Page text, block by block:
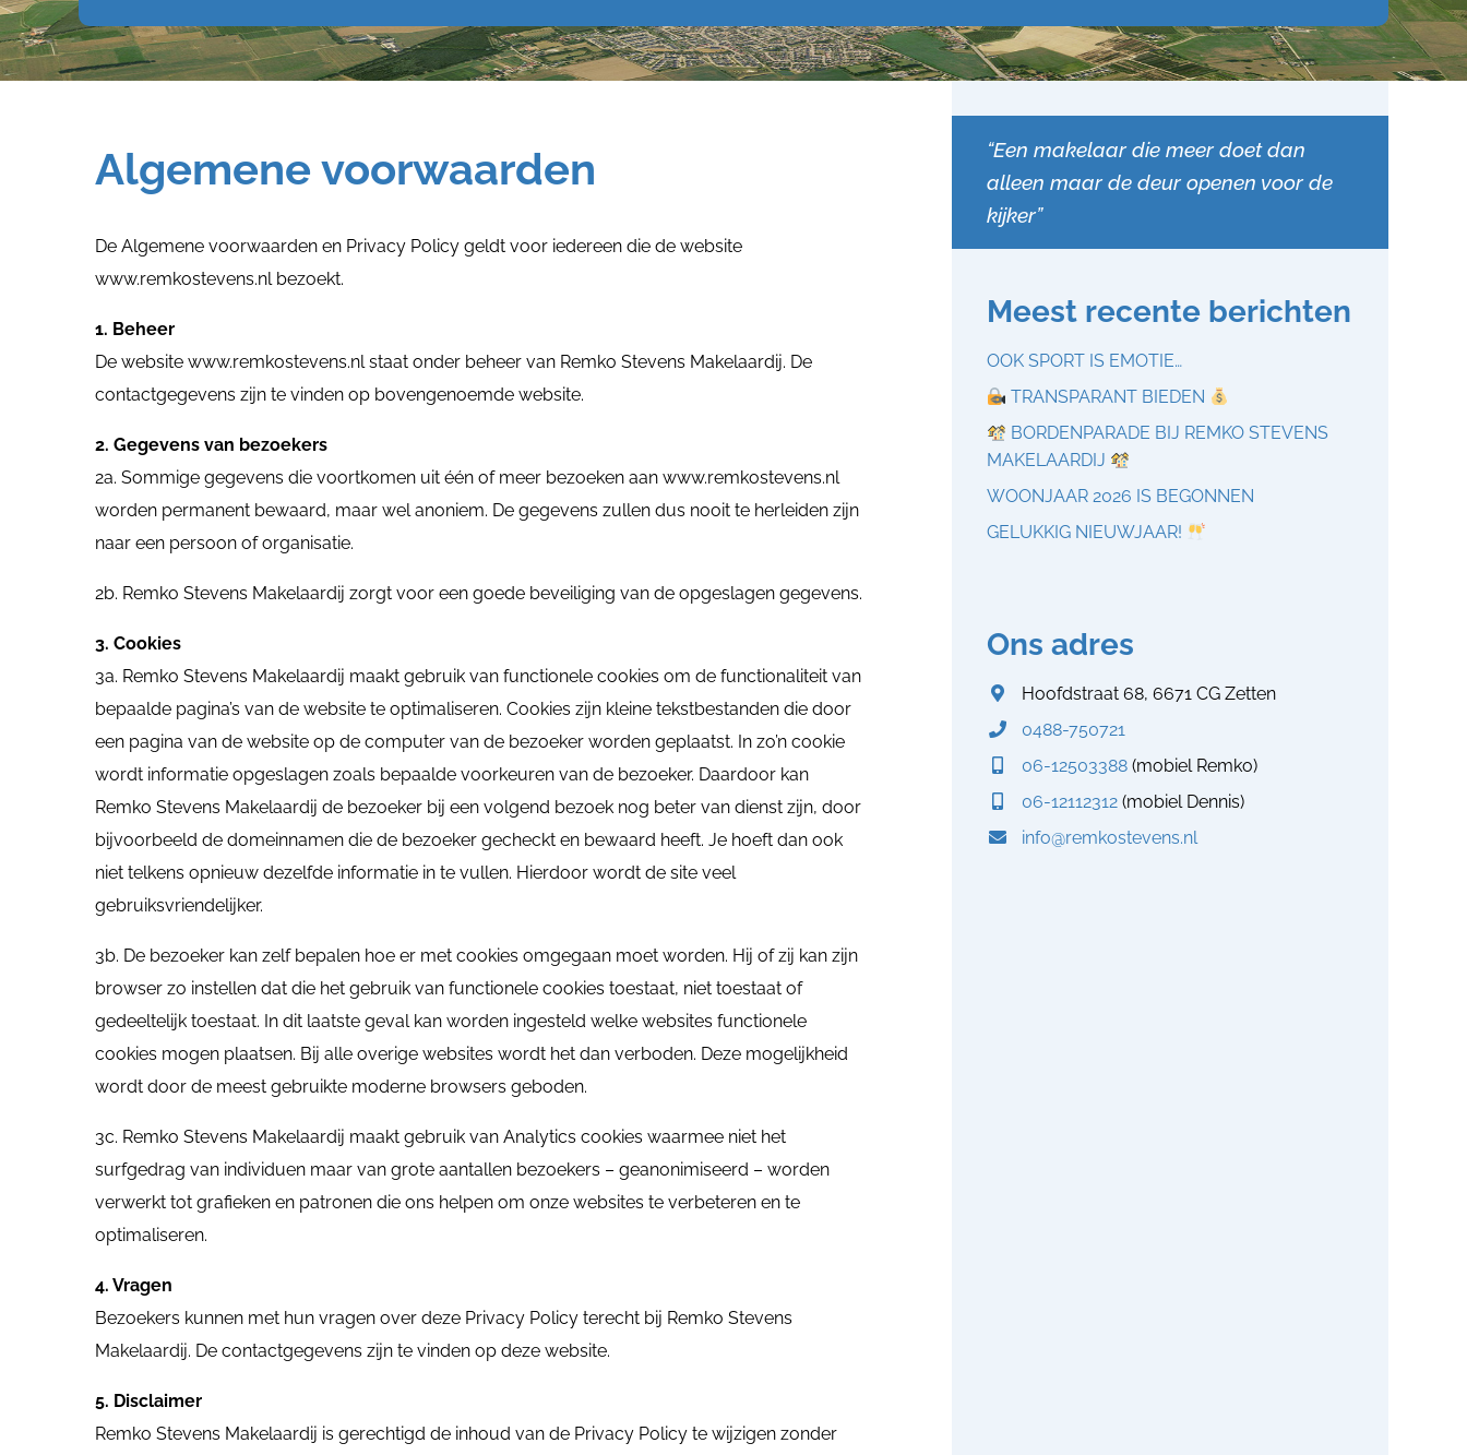
Algemene voorwaarden
De Algemene voorwaarden en Privacy Policy geldt voor iedereen die de website
www.remkostevens.nl bezoekt.
1. Beheer
De website www.remkostevens.nl staat onder beheer van Remko Stevens Makelaardij. De
contactgegevens zijn te vinden op bovengenoemde website.
2. Gegevens van bezoekers
2a. Sommige gegevens die voortkomen uit één of meer bezoeken aan www.remkostevens.nl
worden permanent bewaard, maar wel anoniem. De gegevens zullen dus nooit te herleiden zijn
naar een persoon of organisatie.
2b. Remko Stevens Makelaardij zorgt voor een goede beveiliging van de opgeslagen gegevens.
3. Cookies
3a. Remko Stevens Makelaardij maakt gebruik van functionele cookies om de functionaliteit van
bepaalde pagina’s van de website te optimaliseren. Cookies zijn kleine tekstbestanden die door
een pagina van de website op de computer van de bezoeker worden geplaatst. In zo’n cookie
wordt informatie opgeslagen zoals bepaalde voorkeuren van de bezoeker. Daardoor kan
Remko Stevens Makelaardij de bezoeker bij een volgend bezoek nog beter van dienst zijn, door
bijvoorbeeld de domeinnamen die de bezoeker gecheckt en bewaard heeft. Je hoeft dan ook
niet telkens opnieuw dezelfde informatie in te vullen. Hierdoor wordt de site veel
gebruiksvriendelijker.
3b. De bezoeker kan zelf bepalen hoe er met cookies omgegaan moet worden. Hij of zij kan zijn
browser zo instellen dat die het gebruik van functionele cookies toestaat, niet toestaat of
gedeeltelijk toestaat. In dit laatste geval kan worden ingesteld welke websites functionele
cookies mogen plaatsen. Bij alle overige websites wordt het dan verboden. Deze mogelijkheid
wordt door de meest gebruikte moderne browsers geboden.
3c. Remko Stevens Makelaardij maakt gebruik van Analytics cookies waarmee niet het
surfgedrag van individuen maar van grote aantallen bezoekers – geanonimiseerd – worden
verwerkt tot grafieken en patronen die ons helpen om onze websites te verbeteren en te
optimaliseren.
4. Vragen
Bezoekers kunnen met hun vragen over deze Privacy Policy terecht bij Remko Stevens
Makelaardij. De contactgegevens zijn te vinden op deze website.
5. Disclaimer
Remko Stevens Makelaardij is gerechtigd de inhoud van de Privacy Policy te wijzigen zonder
“Een makelaar die meer doet dan
alleen maar de deur openen voor de
kijker”
Meest recente berichten
OOK SPORT IS EMOTIE…
TRANSPARANT BIEDEN
BORDENPARADE BIJ REMKO STEVENS
MAKELAARDIJ
WOONJAAR 2026 IS BEGONNEN
GELUKKIG NIEUWJAAR!
Ons adres
Hoofdstraat 68, 6671 CG Zetten
0488-750721
06-12503388 (mobiel Remko)
06-12112312 (mobiel Dennis)
info@remkostevens.nl